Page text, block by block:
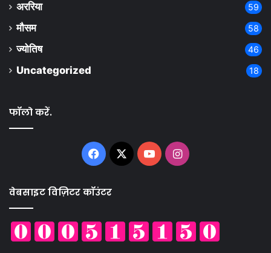
अररिया 59
मौसम 58
ज्योतिष 46
Uncategorized 18
फॉलो करें.
Facebook
X YouTubeInstagram
वेबसाइट विज़िटर कॉउंटर